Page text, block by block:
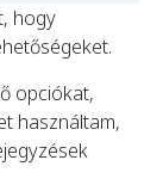
hogy
opciókat,
használtam,